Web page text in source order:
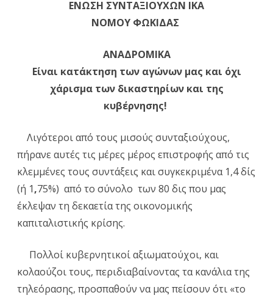
ΕΝΩΣΗ ΣΥΝΤΑΞΙΟΥΧΩΝ ΙΚΑ
ΝΟΜΟΥ ΦΩΚΙΔΑΣ
ΑΝΑΔΡΟΜΙΚΑ
Είναι κατάκτηση των αγώνων μας και όχι
χάρισμα των δικαστηρίων και της
κυβέρνησης!
Λιγότεροι από τους μισούς συνταξιούχους,
πήρανε αυτές τις μέρες μέρος επιστροφής από τις
κλεμμένες τους συντάξεις και συγκεκριμένα 1,4 δίς
(ή 1,75%) από το σύνολο των 80 δις που μας
έκλεψαν τη δεκαετία της οικονομικής
καπιταλιστικής κρίσης.
Πολλοί κυβερνητικοί αξιωματούχοι, και
κολαούζοι τους, περιδιαβαίνοντας τα κανάλια της
τηλεόρασης, προσπαθούν να μας πείσουν ότι «το